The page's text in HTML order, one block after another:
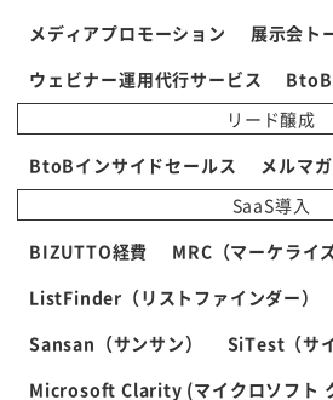
メディアプロモーション
展示会ト
ウェビナー運用代行サービス
BtoB
リード醸成
BtoBインサイドセールス
メルマ
SaaS導入
BIZUTTO経費
MRC（マーケライ
ListFinder（リストファインダー）
Sansan（サンサン）
SiTest（サ
Microsoft Clarity (マイクロソフト